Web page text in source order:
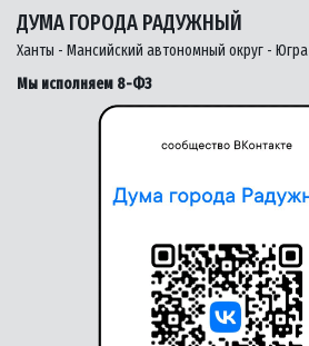
ДУМА ГОРОДА РАДУЖНЫЙ
Ханты - Мансийский автономный округ - Югра
Мы исполняем 8-ФЗ